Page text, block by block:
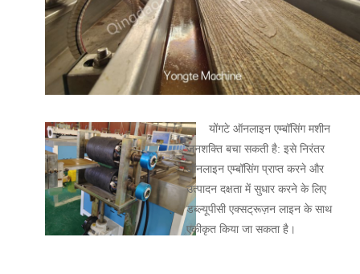
योंगटे ऑनलाइन एम्बॉसिंग मशीन
जनशक्ति बचा सकती है: इसे निरंतर
ऑनलाइन एम्बॉसिंग प्राप्त करने और
उत्पादन दक्षता में सुधार करने के लिए
डब्ल्यूपीसी एक्सट्रूज़न लाइन के साथ
एकीकृत किया जा सकता है।